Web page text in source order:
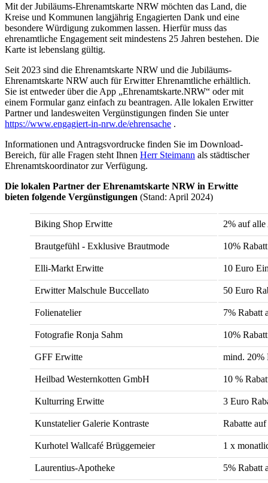
Mit der Jubiläums-Ehrenamtskarte NRW möchten das Land, die
Kreise und Kommunen langjährig Engagierten Dank und eine
besondere Würdigung zukommen lassen. Hierfür muss das
ehrenamtliche Engagement seit mindestens 25 Jahren bestehen. Die
Karte ist lebenslang gültig.
Seit 2023 sind die Ehrenamtskarte NRW und die Jubiläums-
Ehrenamtskarte NRW auch für Erwitter Ehrenamtliche erhältlich.
Sie ist entweder über die App „Ehrenamtskarte.NRW“ oder mit
einem Formular ganz einfach zu beantragen. Alle lokalen Erwitter
Partner und landesweiten Vergünstigungen finden Sie unter
https://www.engagiert-in-nrw.de/ehrensache .
Informationen und Antragsvordrucke finden Sie im Download-
Bereich, für alle Fragen steht Ihnen Herr Steimann als städtischer
Ehrenamtskoordinator zur Verfügung.
Die lokalen Partner der Ehrenamtskarte NRW in Erwitte
bieten folgende Vergünstigungen (Stand: April 2024)
Biking Shop Erwitte 2% auf
Brautgefühl - Exklusive Brautmode 10%
Elli-Markt Erwitte 10 Euro
Erwitter Malschule Buccellato 50 Euro
Folienatelier 7% Rabatt
Fotografie Ronja Sahm 10%
GFF Erwitte mind. 20%
Heilbad Westernkotten GmbH 10 %
Kulturring Erwitte 3 Euro
Kunstatelier Galerie Kontraste Rabatte
Kurhotel Wallcafé Brüggemeier 1 x
Laurentius-Apotheke 5% Rabatt